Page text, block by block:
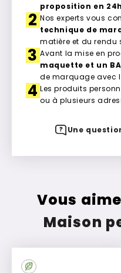
proposition en 24h
2 Nos experts vous
technique de
matière et du rendu
3Avant la mise en
maquette et un
de marquage avec
4Les produits
ou à plusieurs
Une
Vous
Maison